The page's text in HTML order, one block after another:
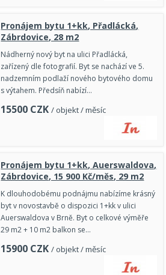
Pronájem bytu 1+kk, Přadlácká,
Zábrdovice, 28 m2
Nádherný nový byt na ulici Přadlácká,
zařízený dle fotografií. Byt se nachází ve 5.
nadzemním podlaží nového bytového domu
s výtahem. Předsíň nabízí…
15500 CZK / objekt / měsíc
Pronájem bytu 1+kk, Auerswaldova,
Zábrdovice, 15 900 Kč/měs, 29 m2
K dlouhodobému podnájmu nabízíme krásný
byt v novostavbě o dispozici 1+kk v ulici
Auerswaldova v Brně. Byt o celkové výměře
29 m2 + 10 m2 balkon se…
15900 CZK / objekt / měsíc